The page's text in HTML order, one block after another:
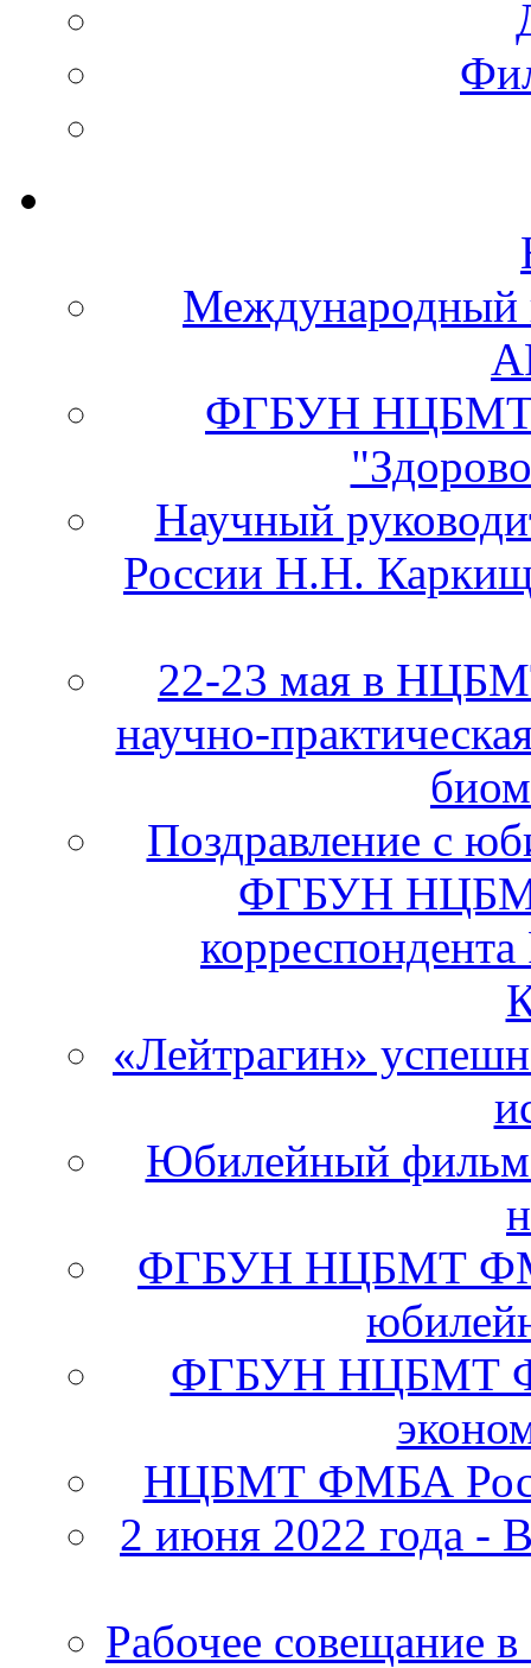
Международный
ФГБУН НЦБМТ
Научный
России Н.Н.
22-23 мая в
научно-
Поздравление с
ФГБУН
«Лейтрагин»
Юбилейный
ФГБУН НЦБМТ
ФГБУН НЦБМТ
НЦБМТ ФМБА
2 июня 2022 года -
Рабочее совещание